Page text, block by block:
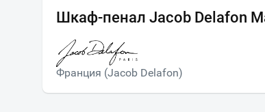
Шкаф-пенал Jacob Delafon
Франция (Jacob Delafon)